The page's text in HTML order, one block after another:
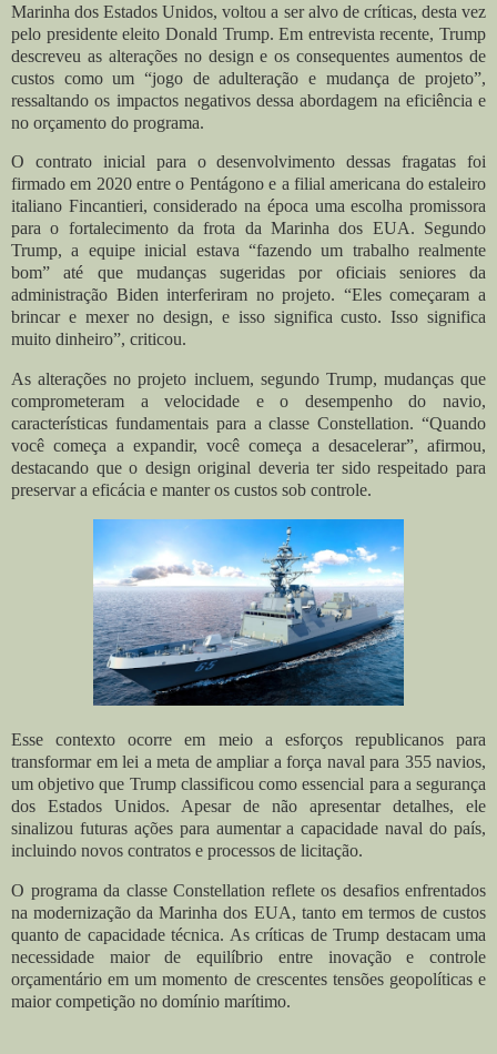
Marinha dos Estados Unidos, voltou a ser alvo de críticas, desta vez
pelo presidente eleito Donald Trump. Em entrevista recente, Trump
descreveu as alterações no design e os consequentes aumentos de
custos como um “jogo de adulteração e mudança de projeto”,
ressaltando os impactos negativos dessa abordagem na eficiência e
no orçamento do programa.
O contrato inicial para o desenvolvimento dessas fragatas foi
firmado em 2020 entre o Pentágono e a filial americana do estaleiro
italiano Fincantieri, considerado na época uma escolha promissora
para o fortalecimento da frota da Marinha dos EUA. Segundo
Trump, a equipe inicial estava “fazendo um trabalho realmente
bom” até que mudanças sugeridas por oficiais seniores da
administração Biden interferiram no projeto. “Eles começaram a
brincar e mexer no design, e isso significa custo. Isso significa
muito dinheiro”, criticou.
As alterações no projeto incluem, segundo Trump, mudanças que
comprometeram a velocidade e o desempenho do navio,
características fundamentais para a classe Constellation. “Quando
você começa a expandir, você começa a desacelerar”, afirmou,
destacando que o design original deveria ter sido respeitado para
preservar a eficácia e manter os custos sob controle.
Esse contexto ocorre em meio a esforços republicanos para
transformar em lei a meta de ampliar a força naval para 355 navios,
um objetivo que Trump classificou como essencial para a segurança
dos Estados Unidos. Apesar de não apresentar detalhes, ele
sinalizou futuras ações para aumentar a capacidade naval do país,
incluindo novos contratos e processos de licitação.
O programa da classe Constellation reflete os desafios enfrentados
na modernização da Marinha dos EUA, tanto em termos de custos
quanto de capacidade técnica. As críticas de Trump destacam uma
necessidade maior de equilíbrio entre inovação e controle
orçamentário em um momento de crescentes tensões geopolíticas e
maior competição no domínio marítimo.